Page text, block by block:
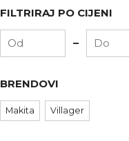
FILTRIRAJ PO CIJENI
-
BRENDOVI
Makita Villager